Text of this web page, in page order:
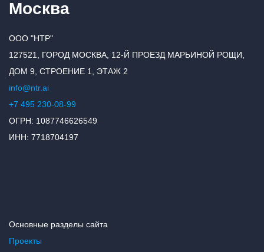
Москва
ООО "НТР"
127521, ГОРОД МОСКВА, 12-Й ПРОЕЗД МАРЬИНОЙ РОЩИ,
ДОМ 9, СТРОЕНИЕ 1, ЭТАЖ 2
info@ntr.ai
+7 495 230-08-99
ОГРН: 1087746626549
ИНН: 7718704197
Основные разделы сайта
Проекты